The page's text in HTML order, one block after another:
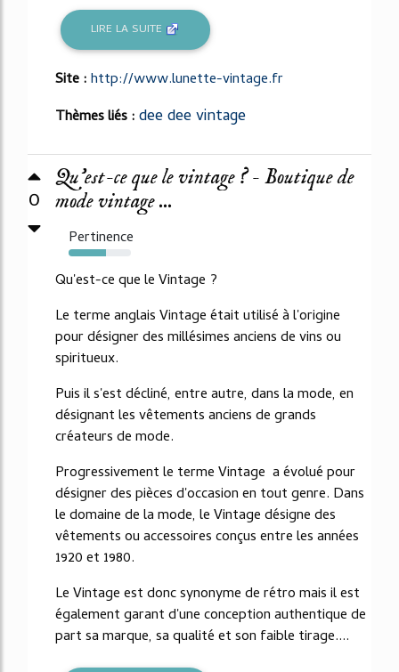
LIRE LA SUITE
Site :http://www.lunette-vintage.fr
Thèmes liés :dee dee vintage
0
Qu'est-ce que le vintage ? - Boutique de
mode vintage ...
Pertinence
60%
Qu'est-ce que le Vintage ?
Le terme anglais Vintage était utilisé à l'origine
pour désigner des millésimes anciens de vins ou
spiritueux.
Puis il s'est décliné, entre autre, dans la mode, en
désignant les vêtements anciens de grands
créateurs de mode.
Progressivement le terme Vintage a évolué pour
désigner des pièces d'occasion en tout genre. Dans
le domaine de la mode, le Vintage désigne des
vêtements ou accessoires conçus entre les années
1920 et 1980.
Le Vintage est donc synonyme de rétro mais il est
également garant d'une conception authentique de
part sa marque, sa qualité et son faible tirage....